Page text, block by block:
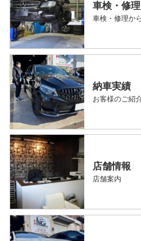
車検・修
車検・修理か
納車実績
お客様のご紹
店舗情報
店舗案内